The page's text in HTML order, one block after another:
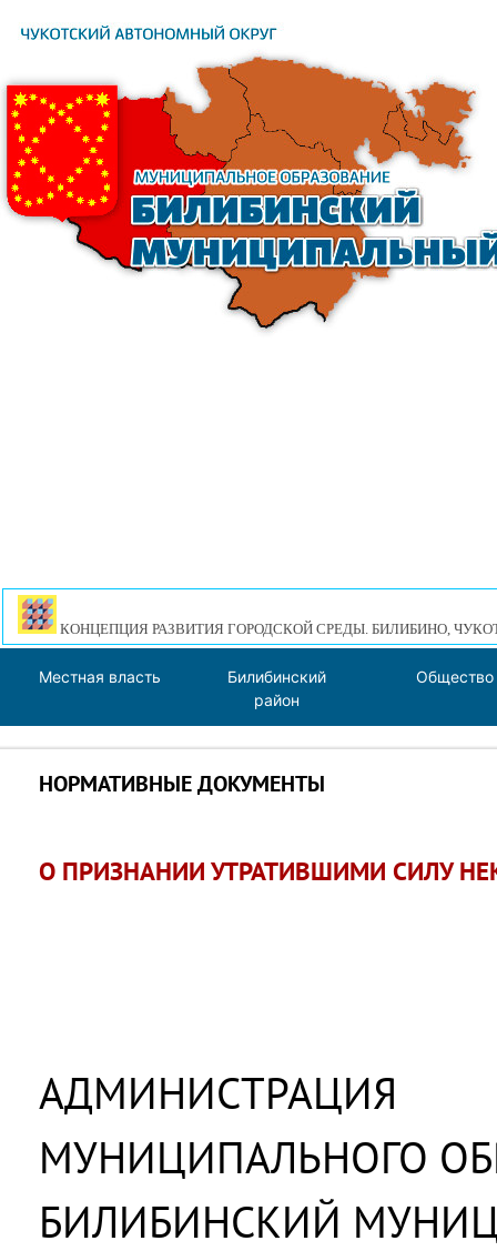
КОНЦЕПЦИЯ РАЗВИТИЯ ГОРОДСКОЙ СРЕДЫ. БИЛИБИНО,
Местная власть
Билибинский
район
Общество
НОРМАТИВНЫЕ ДОКУМЕНТЫ
О ПРИЗНАНИИ УТРАТИВШИМИ СИЛУ
АДМИНИСТРАЦИЯ
МУНИЦИПАЛЬНОГО
БИЛИБИНСКИЙ